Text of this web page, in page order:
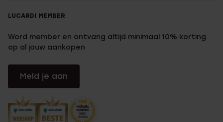
LUCARDI MEMBER
Word member en ontvang altijd minimaal 10% korting
op al jouw aankopen
Meld je aan